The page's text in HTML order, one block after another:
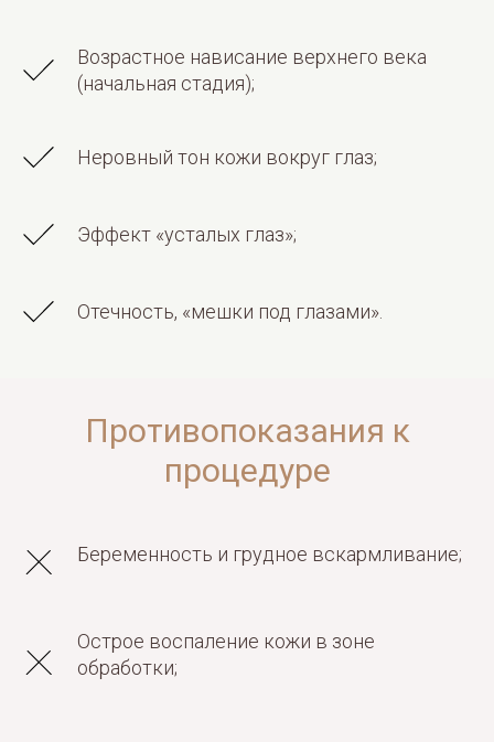
Возрастное нависание верхнего века
(начальная стадия);
Неровный тон кожи вокруг глаз;
Эффект «усталых глаз»;
Отечность, «мешки под глазами».
Противопоказания к
процедуре
Беременность и грудное вскармливание;
Острое воспаление кожи в зоне
обработки;